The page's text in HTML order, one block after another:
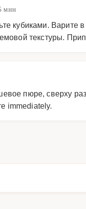
мин
кубиками. Варите
текстуры.
пюре, сверху
immediately.